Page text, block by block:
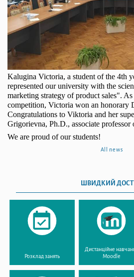
Kalugina Victoria, a student of the 4th
represented our university with the
marketing strategy of product sales".
competition, Victoria won an honorary
Congratulations to Viktoria and her
Grigorievna, Ph.D., associate professor
We are proud of our students!
All news
ШВИДКИЙ
Розклад занять
Дистанційне
Moodle